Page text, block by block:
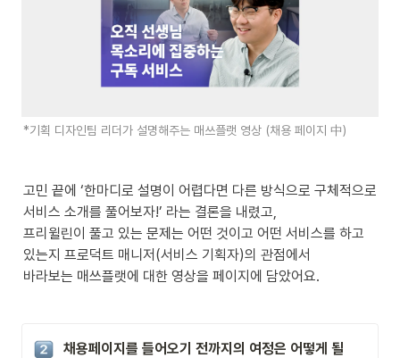
*기획 디자인팀 리더가 설명해주는 매쓰플랫 영상 (채용 페이지 中)
고민 끝에 ‘한마디로 설명이 어렵다면 다른 방식으로 구체적으로
서비스 소개를 풀어보자!’ 라는 결론을 내렸고,
프리윌린이 풀고 있는 문제는 어떤 것이고 어떤 서비스를 하고
있는지 프로덕트 매니저(서비스 기획자)의 관점에서
바라보는 매쓰플랫에 대한 영상을 페이지에 담았어요.
채용페이지를 들어오기 전까지의 여정은 어떻게 될